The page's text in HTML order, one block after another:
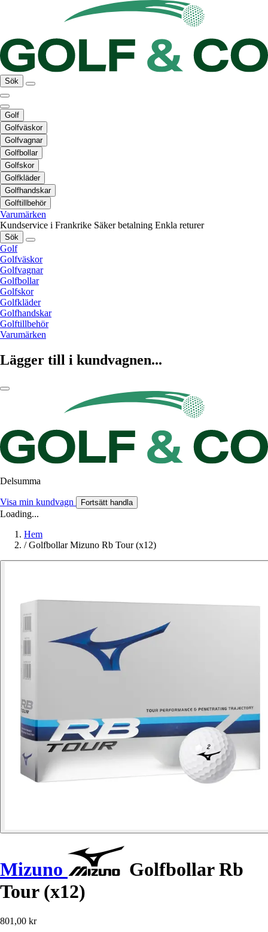
Sök
Golf
Golfväskor
Golfvagnar
Golfbollar
Golfskor
Golfkläder
Golfhandskar
Golftillbehör
Varumärken
Kundservice i Frankrike Säker betalning Enkla returer
Sök
Golf
Golfväskor
Golfvagnar
Golfbollar
Golfskor
Golfkläder
Golfhandskar
Golftillbehör
Varumärken
Lägger till i kundvagnen...
Delsumma
Visa min kundvagn Fortsätt handla
Loading...
Hem
/ Golfbollar Mizuno Rb Tour (x12)
Mizuno
Golfbollar Rb
Tour (x12)
801,00 kr